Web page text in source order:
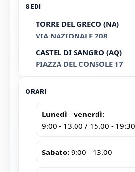
SEDI
TORRE DEL GRECO (NA)
VIA NAZIONALE 208
CASTEL DI SANGRO (AQ)
PIAZZA DEL CONSOLE 17
ORARI
Lunedì - venerdì:
9:00 - 13.00 / 15.00 - 19:30
Sabato: 9:00 - 13.00